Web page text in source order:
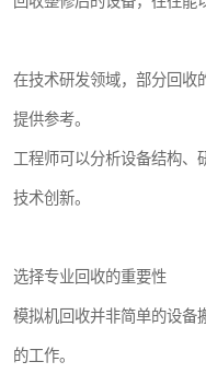
在技术研发领域，部分回收
提供参考。
工程师可以分析设备结构、
技术创新。
选择专业回收的重要性
模拟机回收并非简单的设备
的工作。